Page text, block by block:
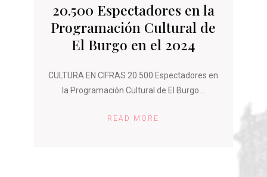
20.500 Espectadores en la
Programación Cultural de
El Burgo en el 2024
CULTURA EN CIFRAS 20.500 Espectadores en
la Programación Cultural de El Burgo...
READ MORE